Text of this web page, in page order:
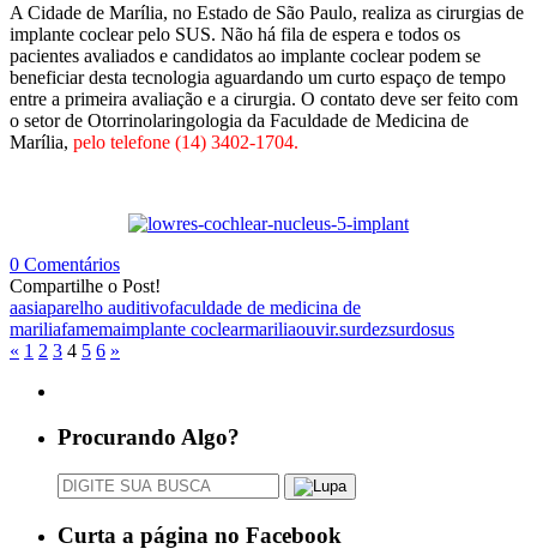
A Cidade de Marília, no Estado de São Paulo, realiza as cirurgias de
implante coclear pelo SUS. Não há fila de espera e todos os
pacientes avaliados e candidatos ao implante coclear podem se
beneficiar desta tecnologia aguardando um curto espaço de tempo
entre a primeira avaliação e a cirurgia. O contato deve ser feito com
o setor de Otorrinolaringologia da Faculdade de Medicina de
Marília, pelo telefone (14) 3402-1704.
0 Comentários
Compartilhe o Post!
aasiaparelho auditivofaculdade de medicina de
mariliafamemaimplante coclearmariliaouvir.surdezsurdosus
« 1 2 3 4 5 6 »
Procurando Algo?
Curta a página no Facebook